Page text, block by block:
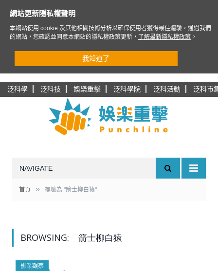
泛科學 泛科技 娛樂重擊 泛科學院 泛科活動 泛科市
NAVIGATE
首頁 » 標籤為 "箭士柳白猿"
BROWSING: 箭士柳白猿
影業觀察
網站更新隱私權聲明
本網站使用 cookie 及其他相關技術分析以確保使用者獲得最佳體驗，通過我們
的網站，您確認並同意本網站的隱私權政策更新，
了解最新隱私權政策 。
我知道了